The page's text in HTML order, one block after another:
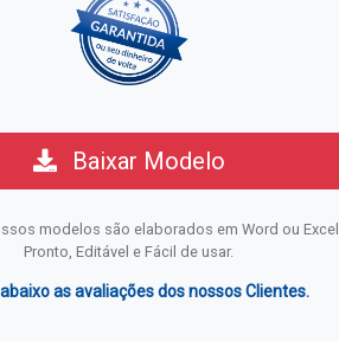
Baixar Modelo
modelos são elaborados em Word ou Excel.
Pronto, Editável e Fácil de usar.
abaixo as avaliações dos nossos Clientes.